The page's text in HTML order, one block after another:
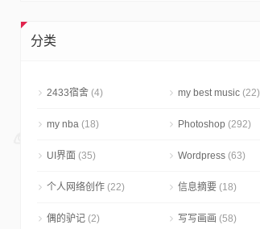
分类
2433宿舍 (4) my best music (22)
my nba (18) Photoshop (292)
UI界面 (35) Wordpress (63)
个人网络创作 (22) 信息摘要 (18)
偶的驴记 (2) 写写画画 (58)